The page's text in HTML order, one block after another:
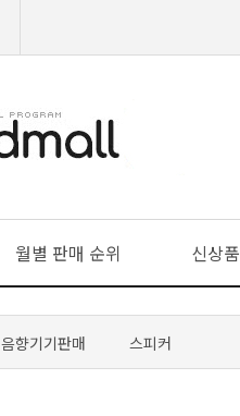
월별 판매 순위 신상품
음향기기판매 스피커